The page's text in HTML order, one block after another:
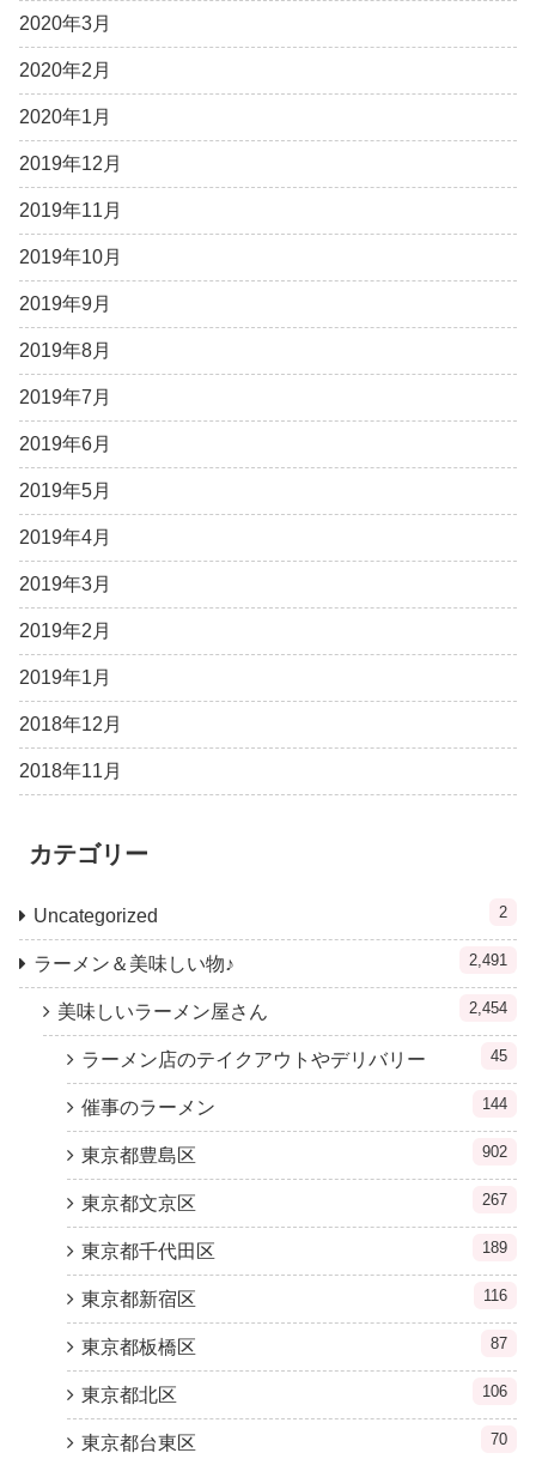
2020年3月
2020年2月
2020年1月
2019年12月
2019年11月
2019年10月
2019年9月
2019年8月
2019年7月
2019年6月
2019年5月
2019年4月
2019年3月
2019年2月
2019年1月
2018年12月
2018年11月
カテゴリー
Uncategorized 2
ラーメン＆美味しい物♪ 2,491
美味しいラーメン屋さん 2,454
ラーメン店のテイクアウトやデリバリー 45
催事のラーメン 144
東京都豊島区 902
東京都文京区 267
東京都千代田区 189
東京都新宿区 116
東京都板橋区 87
東京都北区 106
東京都台東区 70